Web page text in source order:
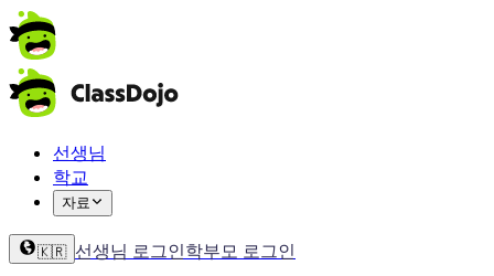
선생님
학교
자료
🇰🇷 선생님 로그인학부모 로그인